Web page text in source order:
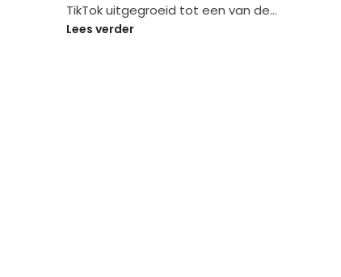
TikTok uitgegroeid tot een van de…
Lees verder